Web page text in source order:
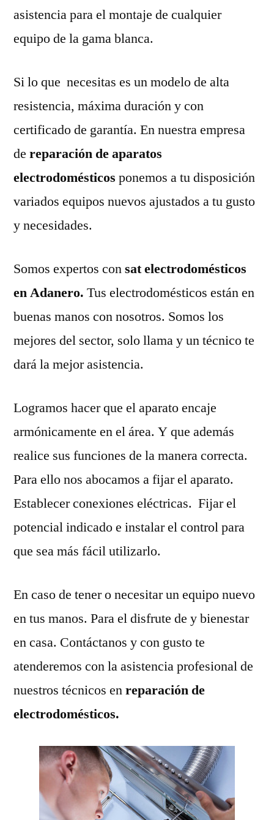
asistencia para el montaje de cualquier
equipo de la gama blanca.
Si lo que necesitas es un modelo de alta
resistencia, máxima duración y con
certificado de garantía. En nuestra empresa
de reparación de aparatos
electrodomésticos ponemos a tu disposición
variados equipos nuevos ajustados a tu gusto
y necesidades.
Somos expertos consat electrodomésticos
en Adanero. Tus electrodomésticos están en
buenas manos con nosotros. Somos los
mejores del sector, solo llama y un técnico te
dará la mejor asistencia.
Logramos hacer que el aparato encaje
armónicamente en el área. Y que además
realice sus funciones de la manera correcta.
Para ello nos abocamos a fijar el aparato.
Establecer conexiones eléctricas. Fijar el
potencial indicado e instalar el control para
que sea más fácil utilizarlo.
En caso de tener o necesitar un equipo nuevo
en tus manos. Para el disfrute de y bienestar
en casa. Contáctanos y con gusto te
atenderemos con la asistencia profesional de
nuestros técnicos enreparación de
electrodomésticos.